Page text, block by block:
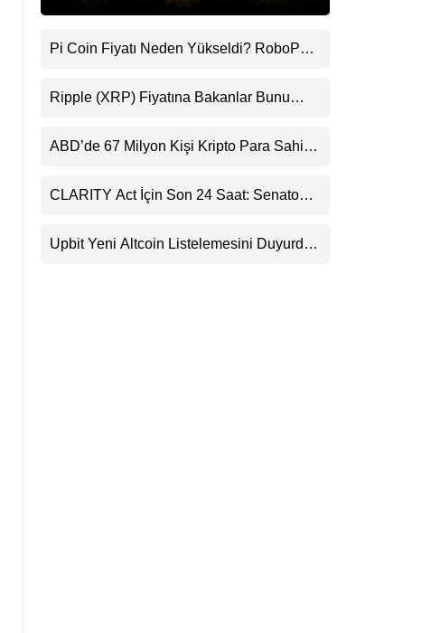
Pi Coin Fiyatı Neden Yükseldi? RoboPay
Destekledi
Ripple (XRP) Fiyatına Bakanlar Bunu
Uyarı
ABD’de 67 Milyon Kişi Kripto Para Sahibi:
CLARITY Act İçin Son 24 Saat: Senato
Beklentisini Bozabilir
Upbit Yeni Altcoin Listelemesini Duyurdu: